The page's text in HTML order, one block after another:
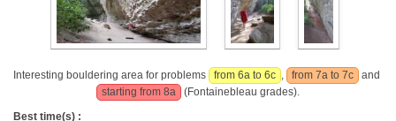
Interesting bouldering area for problems from 6a to 6c , from 7a to 7c
and
starting from 8a
(Fontainebleau grades).
Best time(s) :